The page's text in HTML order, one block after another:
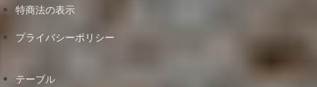
特商法の表示
プライバシーポリシー
テーブル